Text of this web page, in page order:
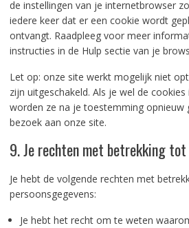
de instellingen van je internetbrowser
iedere keer dat er een cookie wordt
ontvangt. Raadpleeg voor meer
instructies in de Hulp sectie van je
Let op: onze site werkt mogelijk niet
zijn uitgeschakeld. Als je wel de
worden ze na je toestemming opnieuw
bezoek aan onze site.
9. Je rechten met betrekking tot
Je hebt de volgende rechten met
persoonsgegevens:
Je hebt het recht om te weten